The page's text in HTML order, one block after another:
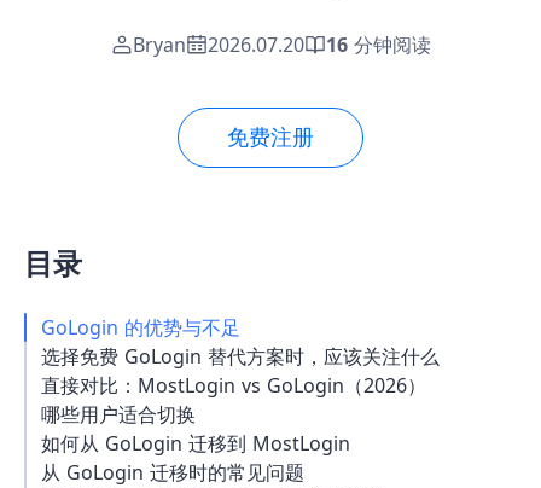
Bryan 2026.07.20 16 分钟阅读
免费注册
目录
GoLogin 的优势与不足
选择免费 GoLogin 替代方案时，应该关注什么
直接对比：MostLogin vs GoLogin（2026）
哪些用户适合切换
如何从 GoLogin 迁移到 MostLogin
从 GoLogin 迁移时的常见问题